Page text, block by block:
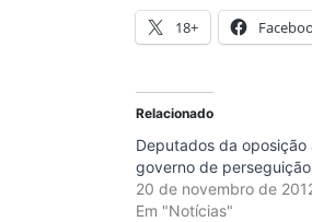
18+
Relacionado
Deputados da oposição
governo de perseguição
20 de novembro de
Em "Notícias"